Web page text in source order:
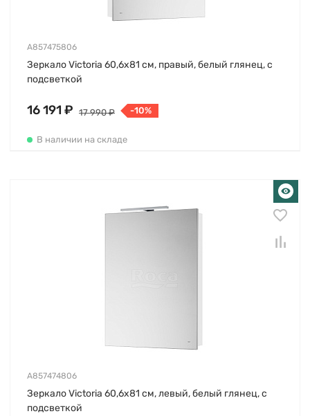
A857475806
Зеркало Victoria 60,6х81 см, правый, белый глянец, с
подсветкой
16 191 ₽ 17 990 ₽ -10%
В наличии на складе
A857474806
Зеркало Victoria 60,6х81 см, левый, белый глянец, с
подсветкой